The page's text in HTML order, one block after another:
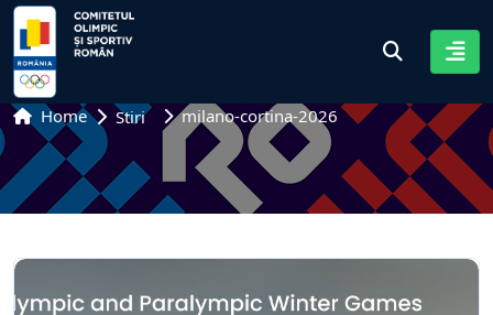
Home Stiri milano-cortina-2026